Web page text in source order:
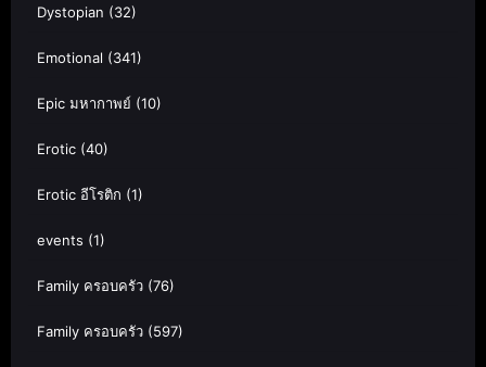
Dystopian (32)
Emotional (341)
Epic มหากาพย์ (10)
Erotic (40)
Erotic อีโรติก (1)
events (1)
Family ครอบครัว (76)
Family ครอบครัว (597)